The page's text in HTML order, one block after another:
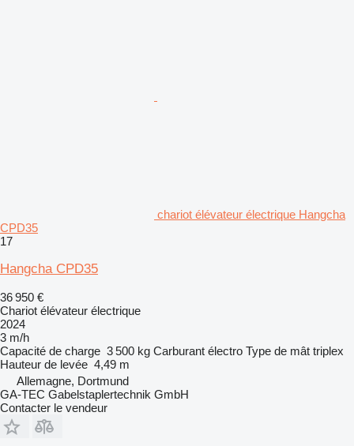
chariot élévateur électrique Hangcha
CPD35
17
Hangcha CPD35
36 950 €
Chariot élévateur électrique
2024
3 m/h
Capacité de charge 3 500 kg Carburant électro Type de mât triplex
Hauteur de levée 4,49 m
Allemagne, Dortmund
GA-TEC Gabelstaplertechnik GmbH
Contacter le vendeur